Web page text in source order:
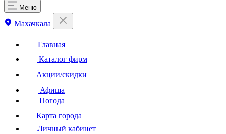
Меню
Махачкала
Главная
Каталог фирм
Акции/скидки
Афиша
Погода
Карта города
Личный кабинет